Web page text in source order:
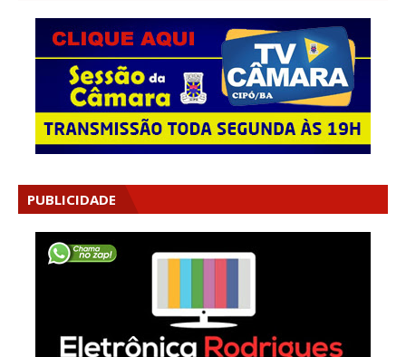
PUBLICIDADE